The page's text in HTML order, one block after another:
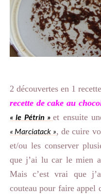
2 découvertes en 1
recette de cake au
« le Pétrin »et ensuite
« Marciatack », de cuire
et/ou les conserver
que j’ai lu car le mien
Mais c’est vrai que
couteau pour faire appel